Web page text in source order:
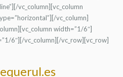
vc_column][vc_column
vc_column]
width=”1/6″]
6″][/vc_column][/vc_row][vc_row]